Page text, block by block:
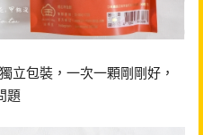
立包裝，一次一顆剛剛好，
題